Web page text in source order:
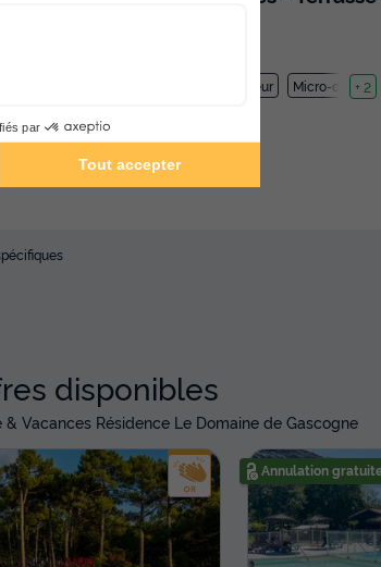
Réfrigérateur Micro-ondes
+ 2
disponibles
Vacances Résidence Le Domaine de Gascogne
Annulation